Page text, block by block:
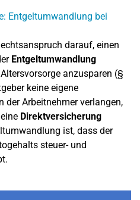
darauf, einen
Entgeltumwandlung
anzusparen (§
keine eigene
der Arbeitnehmer verlangen,
Direktversicherung
ist, dass der
steuer- und